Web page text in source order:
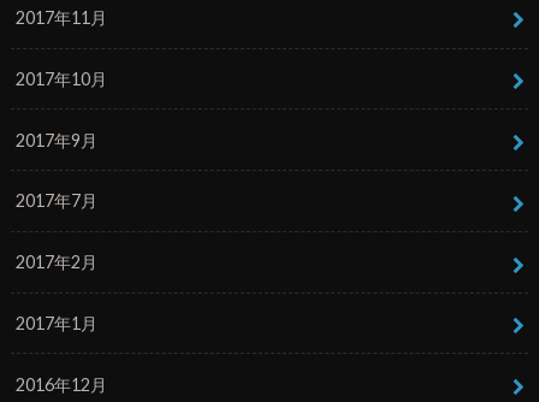
2017年11月
2017年10月
2017年9月
2017年7月
2017年2月
2017年1月
2016年12月